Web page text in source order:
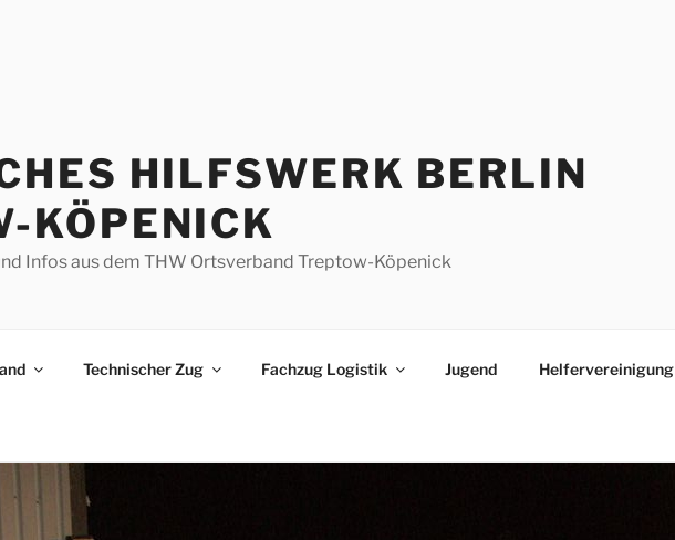
HILFSWERK BERLIN
KÖPENICK
Infos aus dem THW Ortsverband Treptow-Köpenick
Technischer Zug Fachzug Logistik Jugend Helfervereinigung